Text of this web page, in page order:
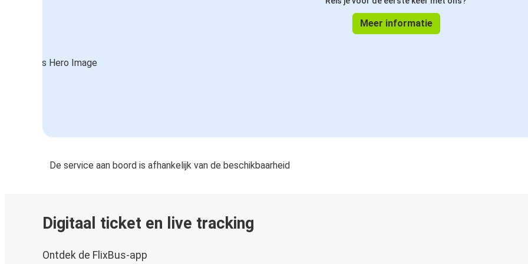
Meer informatie
De service aan boord is afhankelijk van de beschikbaarheid
Digitaal ticket en live tracking
Ontdek de FlixBus-app